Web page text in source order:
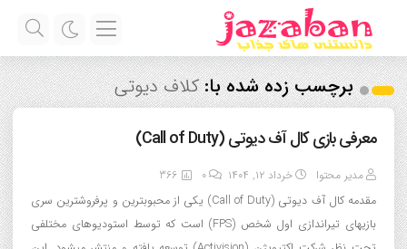
برچسب زده شده با:کلاف دیوتی
معرفی بازی کال آف دیوتی (Call of Duty)
مدیر محتوا خرداد ۱۲, ۱۴۰۴ 0
366
مقدمه کال آف دیوتی (Call of Duty) یکی از محبوبترین و پرفروشترین سری
بازیهای تیراندازی اول شخص (FPS) است که توسط استودیوهای مختلفی